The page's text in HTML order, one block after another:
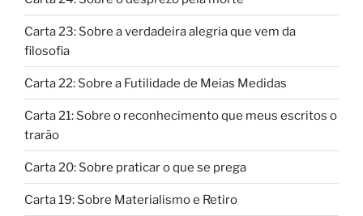
Carta 23: Sobre a verdadeira alegria que vem da
filosofia
Carta 22: Sobre a Futilidade de Meias Medidas
Carta 21: Sobre o reconhecimento que meus escritos o
trarão
Carta 20: Sobre praticar o que se prega
Carta 19: Sobre Materialismo e Retiro